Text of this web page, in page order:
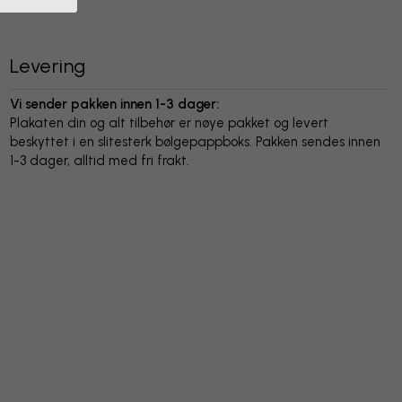
Levering
Vi sender pakken innen 1-3 dager:
Plakaten din og alt tilbehør er nøye pakket og levert
beskyttet i en slitesterk bølgepappboks. Pakken sendes innen
1-3 dager, alltid med fri frakt.